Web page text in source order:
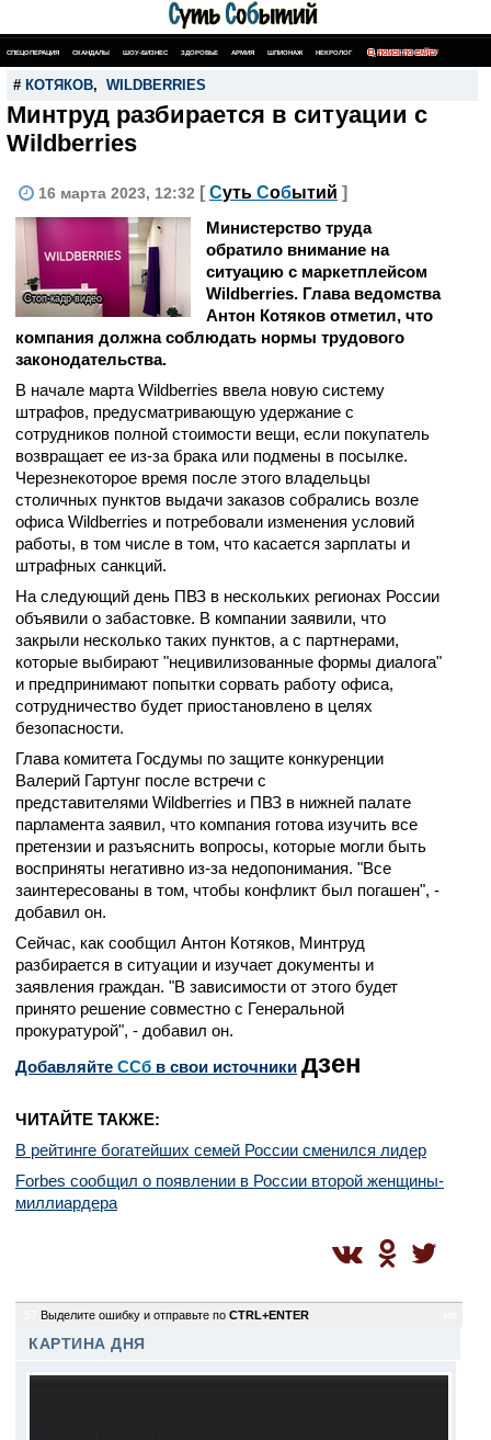
СПЕЦОПЕРАЦИЯ СКАНДАЛЫ ШОУ-БИЗНЕС ЗДОРОВЬЕ АРМИЯ ШПИОНАЖ НЕКРОЛОГ ПОИСК ПО САЙТУ
# КОТЯКОВ, WILDBERRIES
Минтруд разбирается в ситуации с
Wildberries
16 марта 2023, 12:32 [ Суть Событий ]
Стоп-кадр видео
Министерство труда
обратило внимание на
ситуацию с маркетплейсом
Wildberries. Глава ведомства
Антон Котяков отметил, что
компания должна соблюдать нормы трудового
законодательства.
В начале марта Wildberries ввела новую систему
штрафов, предусматривающую удержание с
сотрудников полной стоимости вещи, если покупатель
возвращает ее из-за брака или подмены в посылке.
Черезнекоторое время после этого владельцы
столичных пунктов выдачи заказов собрались возле
офиса Wildberries и потребовали изменения условий
работы, в том числе в том, что касается зарплаты и
штрафных санкций.
На следующий день ПВЗ в нескольких регионах России
объявили о забастовке. В компании заявили, что
закрыли несколько таких пунктов, а с партнерами,
которые выбирают "нецивилизованные формы диалога"
и предпринимают попытки сорвать работу офиса,
сотрудничество будет приостановлено в целях
безопасности.
Глава комитета Госдумы по защите конкуренции
Валерий Гартунг после встречи с
представителями Wildberries и ПВЗ в нижней палате
парламента заявил, что компания готова изучить все
претензии и разъяснить вопросы, которые могли быть
восприняты негативно из-за недопонимания. "Все
заинтересованы в том, чтобы конфликт был погашен", -
добавил он.
Сейчас, как сообщил Антон Котяков, Минтруд
разбирается в ситуации и изучает документы и
заявления граждан. "В зависимости от этого будет
принято решение совместно с Генеральной
прокуратурой", - добавил он.
Добавляйте CСб в свои источники дзен
ЧИТАЙТЕ ТАКЖЕ:
В рейтинге богатейших семей России сменился лидер
Forbes сообщил о появлении в России второй женщины-
миллиардера
Выделите ошибку и отправьте по CTRL+ENTER
КАРТИНА ДНЯ